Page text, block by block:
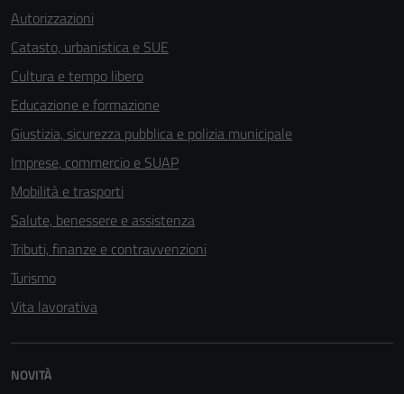
Autorizzazioni
Catasto, urbanistica e SUE
Cultura e tempo libero
Educazione e formazione
Giustizia, sicurezza pubblica e polizia municipale
Imprese, commercio e SUAP
Mobilità e trasporti
Salute, benessere e assistenza
Tributi, finanze e contravvenzioni
Turismo
Vita lavorativa
NOVITÀ